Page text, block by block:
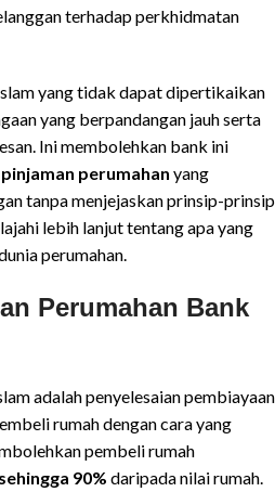
terhadap perkhidmatan
yang tidak dapat dipertikaikan
yang berpandangan jauh serta
Ini membolehkan bank ini
pinjaman perumahan yang
tanpa menjejaskan prinsip-prinsip
lebih lanjut tentang apa yang
perumahan.
Perumahan Bank
adalah penyelesaian pembiayaan
rumah dengan cara yang
pembeli rumah
90% daripada nilai rumah.